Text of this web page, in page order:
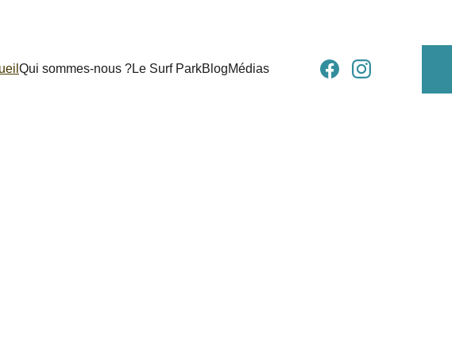
Qui sommes-nous ?Le Surf ParkBlogMédias